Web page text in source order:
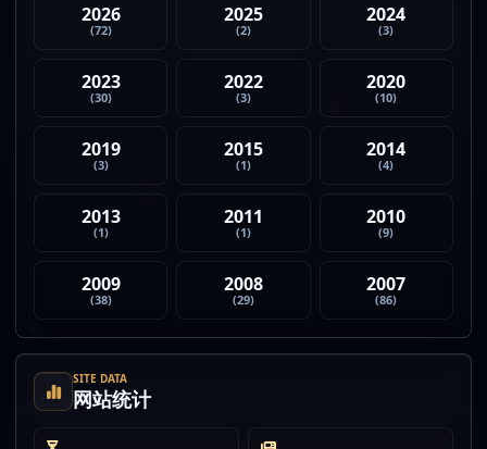
2026
(72)
2025
(2)
2024
(3)
2023
(30)
2022
(3)
2020
(10)
2019
(3)
2015
(1)
2014
(4)
2013
(1)
2011
(1)
2010
(9)
2009
(38)
2008
(29)
2007
(86)
SITE DATA
网站统计